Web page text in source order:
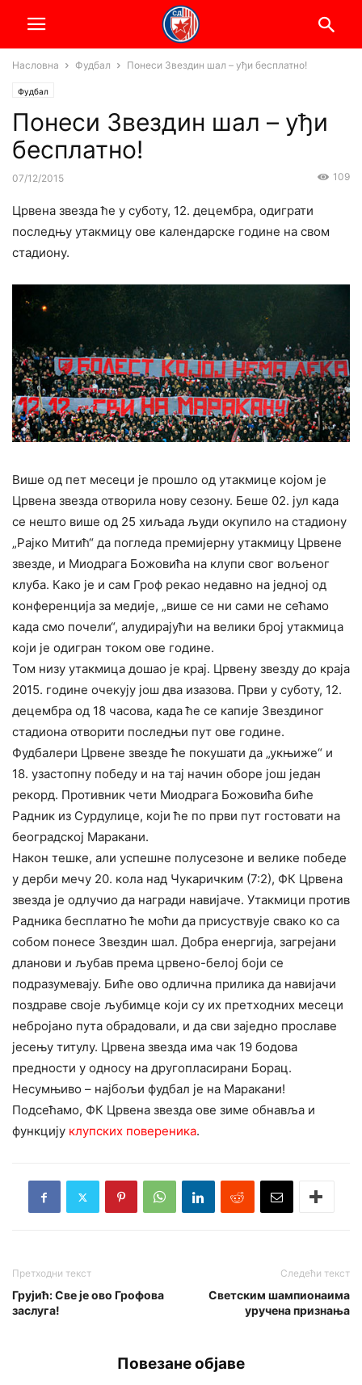
Насловна Фудбал Понеси Звездин шал – уђи бесплатно!
Фудбал
Понеси Звездин шал – уђи
бесплатно!
07/12/2015 109
Црвена звезда ће у суботу, 12. децембра, одиграти
последњу утакмицу ове календарске године на свом
стадиону.
Више од пет месеци је прошло од утакмице којом је
Црвена звезда отворила нову сезону. Беше 02. јул када
се нешто више од 25 хиљада људи окупило на стадиону
„Рајко Митић“ да погледа премијерну утакмицу Црвене
звезде, и Миодрага Божовића на клупи свог вољеног
клуба. Како је и сам Гроф рекао недавно на једној од
конференција за медије, „више се ни сами не сећамо
када смо почели“, алудирајући на велики број утакмица
који је одигран током ове године.
Том низу утакмица дошао је крај. Црвену звезду до краја
2015. године очекују још два изазова. Први у суботу, 12.
децембра од 18 часова, када ће се капије Звездиног
стадиона отворити последњи пут ове године.
Фудбалери Црвене звезде ће покушати да „укњиже“ и
18. узастопну победу и на тај начин оборе још један
рекорд. Противник чети Миодрага Божовића биће
Радник из Сурдулице, који ће по први пут гостовати на
београдској Маракани.
Након тешке, али успешне полусезоне и велике победе
у дерби мечу 20. кола над Чукаричким (7:2), ФК Црвена
звезда је одлучио да награди навијаче. Утакмици против
Радника бесплатно ће моћи да присуствује свако ко са
собом понесе Звездин шал. Добра енергија, загрејани
дланови и љубав према црвено-белој боји се
подразумевају. Биће ово одлична прилика да навијачи
поздраве своје љубимце који су их претходних месеци
небројано пута обрадовали, и да сви заједно прославе
јесењу титулу. Црвена звезда има чак 19 бодова
предности у односу на другопласирани Борац.
Несумњиво – најбољи фудбал је на Маракани!
Подсећамо, ФК Црвена звезда ове зиме обнавља и
функцију клупских повереника.
Претходни текст
Грујић: Све је ово Грофова
заслуга!
Следећи текст
Светским шампионаима
уручена признања
Повезане објаве